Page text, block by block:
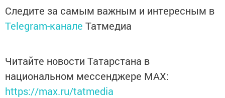
Следите за самым важным и интересным в
Telegram-канале Татмедиа
Читайте новости Татарстана в
национальном мессенджере MАХ:
https://max.ru/tatmedia